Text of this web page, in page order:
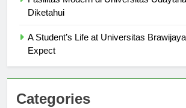
Fasilitas Modern di Universitas Udayana
A Student’s Life at Universitas